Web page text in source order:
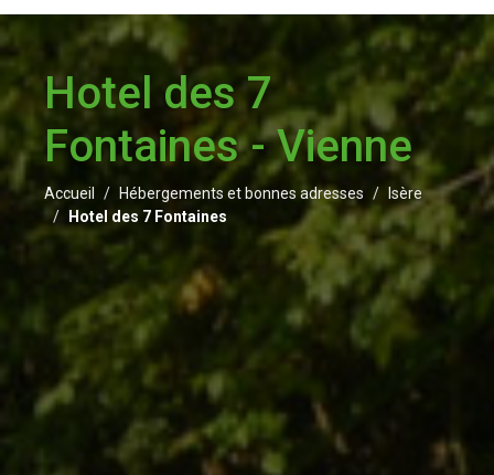
Hotel des 7
Fontaines - Vienne
Accueil Hébergements et bonnes adresses
Isère
Hotel des 7 Fontaines